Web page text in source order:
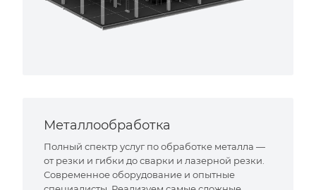
Металлообработка
Полный спектр услуг по обработке металла —
от резки и гибки до сварки и лазерной резки.
Современное оборудование и опытные